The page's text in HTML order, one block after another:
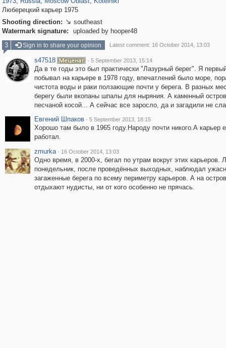
Люберецкий карьер 1975
Shooting direction:  southeast
Watermark signature:
uploaded by hooper48
3
Sign in to share your opinion Latest comment: 16 October 2014, 13:03
s47518 · 5 September 2013, 15:14
Да в те годы это был практически "Лазурный берег". Я
побывал на карьере в 1978 году, впечатлений было море,
чистота воды и раки ползающие почти у берега. В разных
берегу были вкопаны шпалы для ныряния. А каменный
песчаной косой... А сейчас все заросло, да и загадили не
Евгений Шпаков · 5 September 2013, 18:15
Хорошо там было в 1965 году.Народу почти никого.А карьер
работал.
zmurka · 16 October 2014, 13:03
Одно время, в 2000-х, бегал по утрам вокруг этих карьеров.
понедельник, после проведённых выходных, наблюдал
загаженные берега по всему периметру карьеров. А на
отдыхают нудисты, ни от кого особенно не прячась.